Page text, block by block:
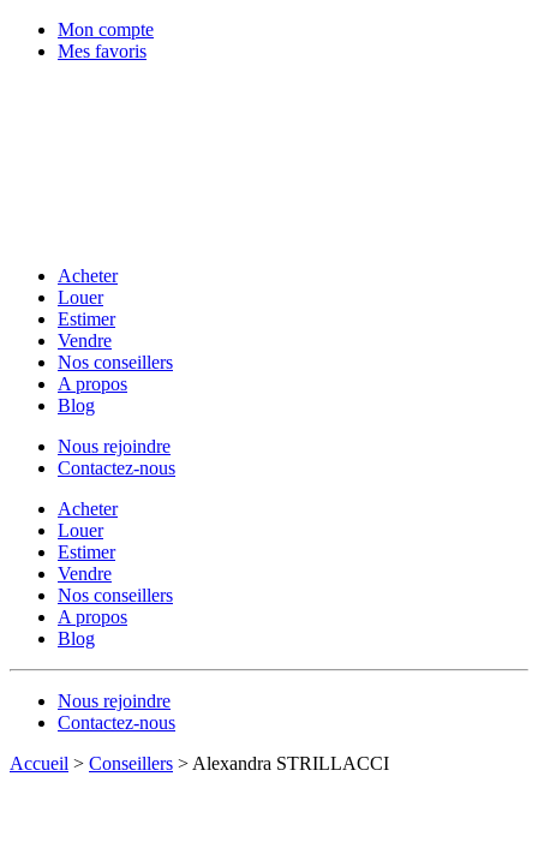
Mon compte
Mes favoris
Acheter
Louer
Estimer
Vendre
Nos conseillers
A propos
Blog
Nous rejoindre
Contactez-nous
Acheter
Louer
Estimer
Vendre
Nos conseillers
A propos
Blog
Nous rejoindre
Contactez-nous
Accueil > Conseillers > Alexandra STRILLACCI